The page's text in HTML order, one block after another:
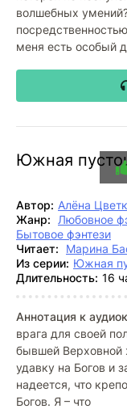
волшебных
меня есть особый
Южная
Автор: Алёна
Жанр:
Любовное
Бытовое фэнтези
Читает:
Марина
Из серии: Южная
Длительность: 16
Аннотация к
врага для своей
бывшей Верховной
удавку на Богов и
надеется, что
Богов. Я – что